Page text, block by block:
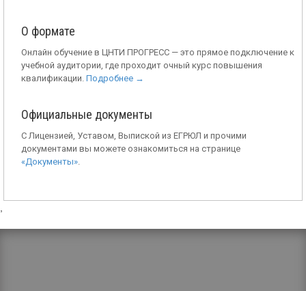
О формате
Онлайн обучение в ЦНТИ ПРОГРЕСС — это прямое подключение к
учебной аудитории, где проходит очный курс повышения
квалификации. Подробнее →
Официальные документы
С Лицензией, Уставом, Выпиской из ЕГРЮЛ и прочими
документами вы можете ознакомиться на странице
«Документы».